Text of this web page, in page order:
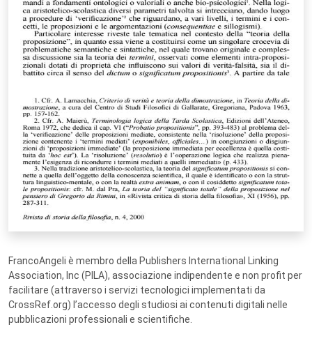
FrancoAngeli è membro della Publishers International Linking
Association, Inc (PILA), associazione indipendente e non profit per
facilitare (attraverso i servizi tecnologici implementati da
CrossRef.org) l’accesso degli studiosi ai contenuti digitali nelle
pubblicazioni professionali e scientifiche.